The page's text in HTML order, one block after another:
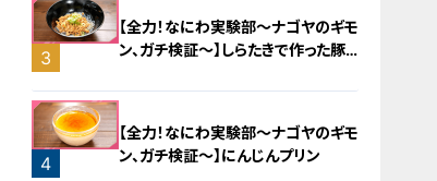
2
3
【全力！なにわ実験部～ナゴヤのギモ
ン、ガチ検証～】しらたきで作った豚
4
【全力！なにわ実験部～ナゴヤのギモ
ン、ガチ検証～】にんじんプリン